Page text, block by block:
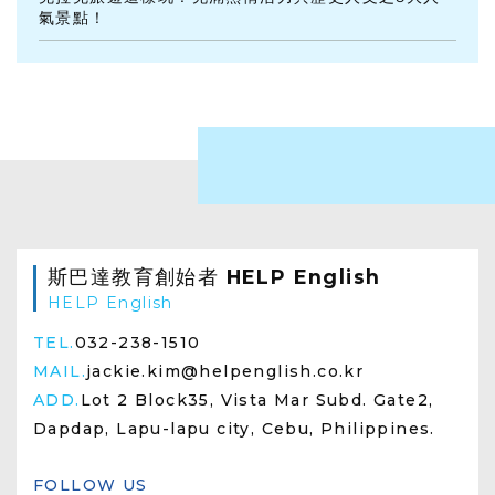
氣景點！
斯巴達教育創始者 HELP English
HELP English
TEL.032-238-1510
MAIL.jackie.kim@helpenglish.co.kr
ADD. Lot 2 Block35, Vista Mar Subd. Gate2,
Dapdap, Lapu-lapu city, Cebu, Philippines.
FOLLOW US